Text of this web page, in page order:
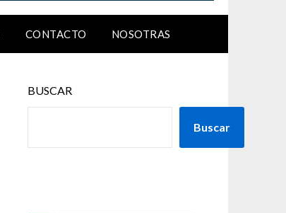
CONTACTO NOSOTRAS
BUSCAR
Buscar